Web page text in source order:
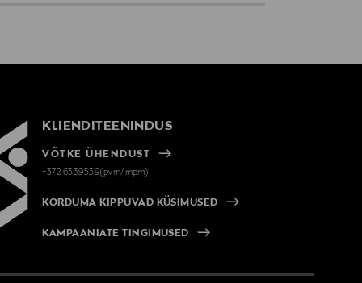
KLIENDITEENINDUS
VÕTKE ÜHENDUST
+372 6339539(pvm/mpm)
KORDUMA KIPPUVAD KÜSIMUSED
KAMPAANIATE TINGIMUSED